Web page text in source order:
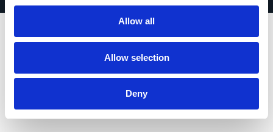
Allow all
Allow selection
Deny